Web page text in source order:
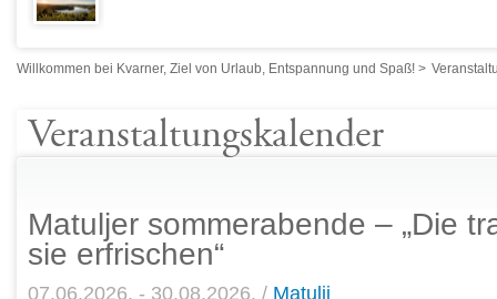
Willkommen bei Kvarner, Ziel von Urlaub, Entspannung und Spaß! >
Veranstaltungskalender
Matuljer sommerabende – „Die
sie erfrischen“
07.06.2026. - 30.08.2026. / Matulji